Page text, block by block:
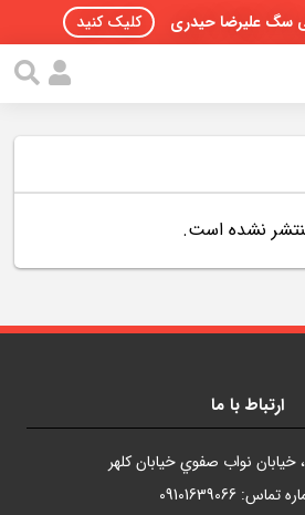
سگ علیرضا حیدری کلیک کنید
نشده است.
ارتباط با ما
نواب صفوي خيابان کلهر
تماس: 09101639066